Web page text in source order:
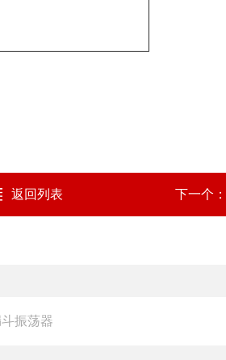
返回列表 下一个：